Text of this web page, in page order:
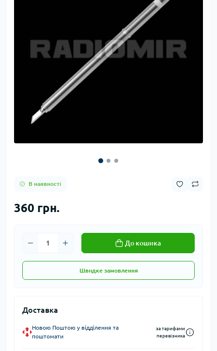
В наявності
360 грн.
До кошика
Швидке замовлення
Доставка
Новою Поштою у відділення та
поштомати
за тарифами
перевізника